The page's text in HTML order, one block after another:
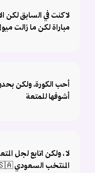
لا كنت في السابق لكن
مباراة لكن ما زالت
أحب الكورة، ولكن
أشوفها للمتعة
لا ، ولكن اتابع لجل
المنتخب السعودي 🇸🇦 ممثل الوطن 🔥😎